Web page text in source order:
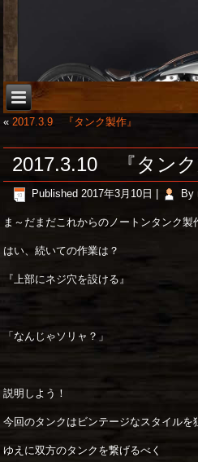
«2017.3.9 『タンク製作』
2017.3.10 『タンク
Published 2017年3月10日 By
ま～だまだこれからのノートンタンク製
はい、続いての作業は？
『上部にネジ穴を設ける』
「なんじゃソリャ？」
説明しよう！
今回のタンクはビンテージなスタイルを
ゆえに双方のタンクを繋げるべく